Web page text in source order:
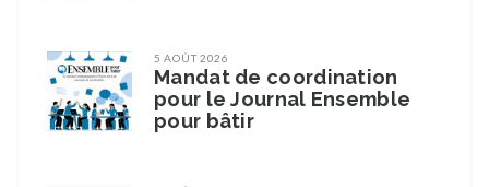
5 AOÛT 2026
Mandat de coordination
pour le Journal Ensemble
pour bâtir